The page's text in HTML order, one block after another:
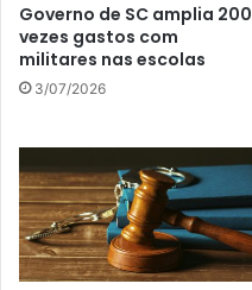
Governo de SC amplia 200
vezes gastos com
militares nas escolas
3/07/2026